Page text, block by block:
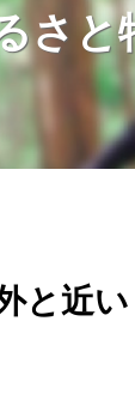
さと
と近い